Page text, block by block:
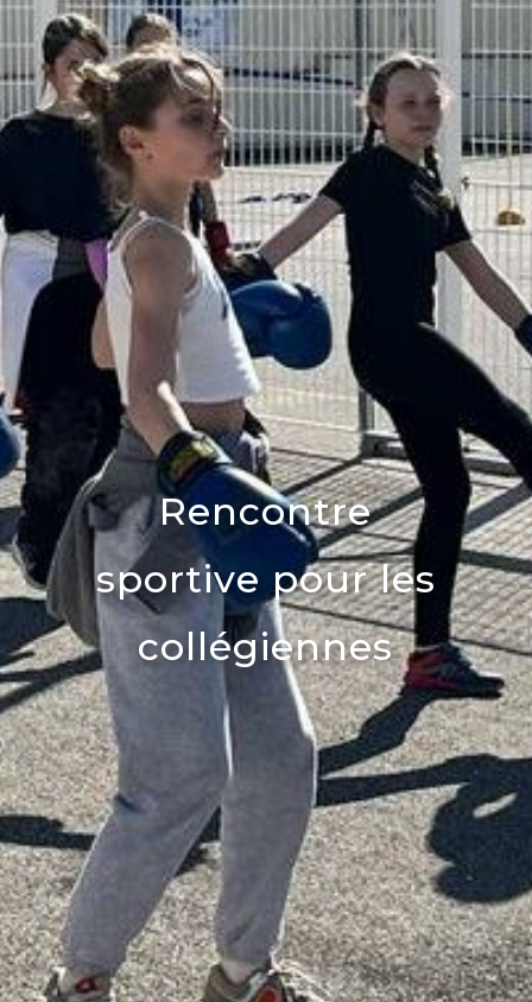
Rencontre
sportive pour les
collégiennes